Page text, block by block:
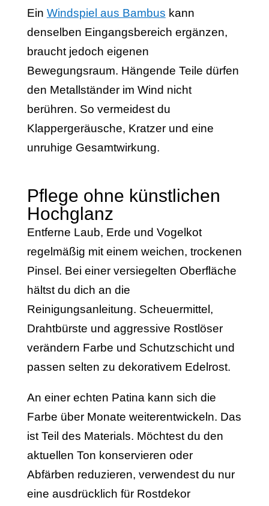
Ein Windspiel aus Bambus kann
denselben Eingangsbereich ergänzen,
braucht jedoch eigenen
Bewegungsraum. Hängende Teile dürfen
den Metallständer im Wind nicht
berühren. So vermeidest du
Klappergeräusche, Kratzer und eine
unruhige Gesamtwirkung.
Pflege ohne künstlichen
Hochglanz
Entferne Laub, Erde und Vogelkot
regelmäßig mit einem weichen, trockenen
Pinsel. Bei einer versiegelten Oberfläche
hältst du dich an die
Reinigungsanleitung. Scheuermittel,
Drahtbürste und aggressive Rostlöser
verändern Farbe und Schutzschicht und
passen selten zu dekorativem Edelrost.
An einer echten Patina kann sich die
Farbe über Monate weiterentwickeln. Das
ist Teil des Materials. Möchtest du den
aktuellen Ton konservieren oder
Abfärben reduzieren, verwendest du nur
eine ausdrücklich für Rostdekor